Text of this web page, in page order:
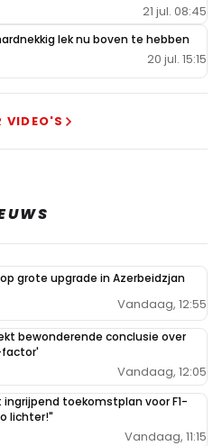
21 jul. 08:45
lek nu boven te hebben
20 jul. 15:15
VIDEO'S
grote upgrade in Azerbeidzjan
Vandaag, 12:55
bewonderende conclusie over
Vandaag, 12:05
ingrijpend toekomstplan voor F1-
lichter!"
Vandaag, 11:15